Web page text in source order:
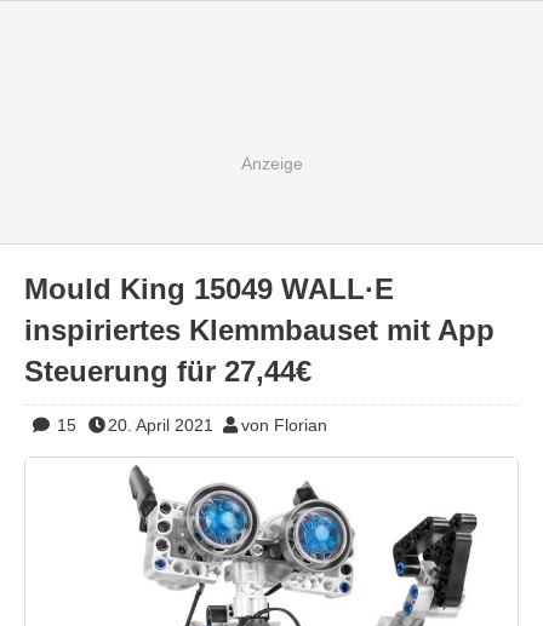
Mould King 15049 WALL·E
inspiriertes Klemmbauset mit App
Steuerung für 27,44€
15 20. April 2021 von Florian